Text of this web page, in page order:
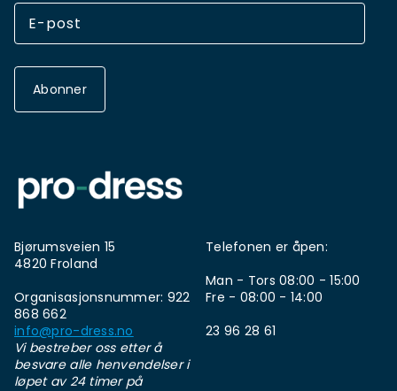
Abonner
Bjørumsveien 15
4820 Froland
Organisasjonsnummer: 922
868 662
info@pro-dress.no
Vi bestreber oss etter å
besvare alle henvendelser i
løpet av 24 timer på
Telefonen er åpen:
Man - Tors 08:00 - 15:00
Fre - 08:00 - 14:00
23 96 28 61